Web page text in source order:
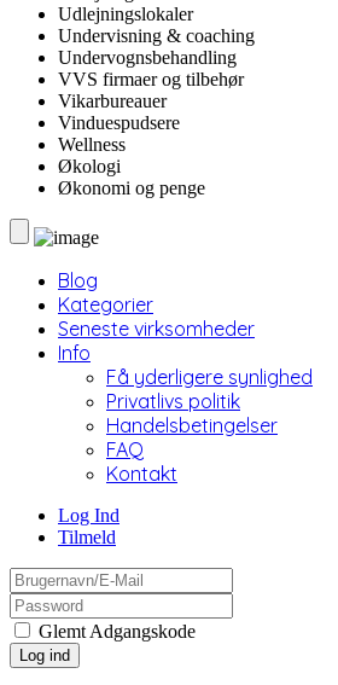
Udlejningslokaler
Undervisning & coaching
Undervognsbehandling
VVS firmaer og tilbehør
Vikarbureauer
Vinduespudsere
Wellness
Økologi
Økonomi og penge
Blog
Kategorier
Seneste virksomheder
Info
Få yderligere synlighed
Privatlivs politik
Handelsbetingelser
FAQ
Kontakt
Log Ind
Tilmeld
Glemt Adgangskode